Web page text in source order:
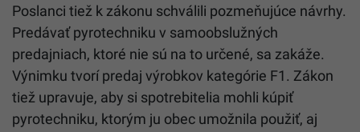
Poslanci tiež k zákonu schválili pozmeňujúce návrhy.
Predávať pyrotechniku v samoobslužných
predajniach, ktoré nie sú na to určené, sa zakáže.
Výnimku tvorí predaj výrobkov kategórie F1. Zákon
tiež upravuje, aby si spotrebitelia mohli kúpiť
pyrotechniku, ktorým ju obec umožnila použiť, aj